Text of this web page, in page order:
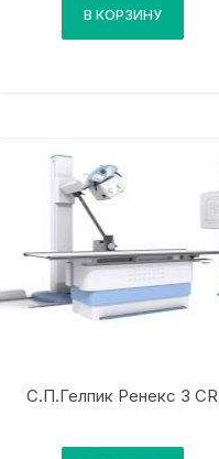
В КОРЗИНУ
С.П.Гелпик Ренекс 3 СR